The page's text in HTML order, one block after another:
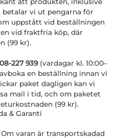
betalar vi ut pengarna för
uppstått vid beställningen
vid fraktfria köp, där
(99 kr).
08-227 939(vardagar kl. 10:00–
en beställning innan vi
paket dagligen kan vi
mail i tid, och om paketet
(99 kr).
& Garanti
varan är transportskadad